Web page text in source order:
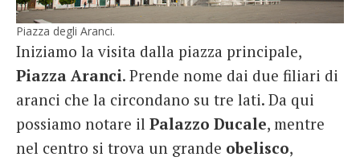
Piazza degli Aranci.
Iniziamo la visita dalla piazza principale,
Piazza Aranci. Prende nome dai due filiari di
aranci che la circondano su tre lati. Da qui
possiamo notare il Palazzo Ducale, mentre
nel centro si trova un grande obelisco,